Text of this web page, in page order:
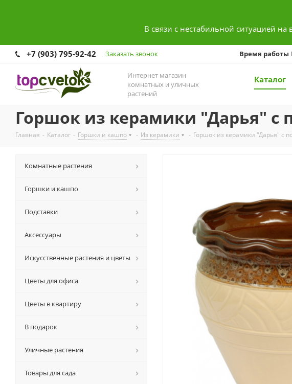
В связи с нестабильной ситуацией
+7 (903) 795-92-42 Заказать звонок Время работы
Интернет магазин
комнатных и уличных
растений
Каталог
Горшок из керамики "Дарья" с
Главная - Каталог - Горшки и кашпо - Из керамики - Горшок из керамики "Дарья" с
Комнатные растения
Горшки и кашпо
Подставки
Аксессуары
Искусственные растения и цветы
Цветы для офиса
Цветы в квартиру
В подарок
Уличные растения
Товары для сада